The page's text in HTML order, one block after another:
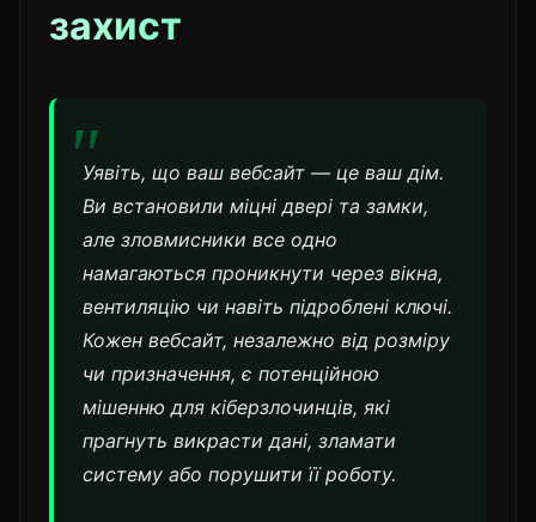
захист
Уявіть, що ваш вебсайт — це ваш дім.
Ви встановили міцні двері та замки,
але зловмисники все одно
намагаються проникнути через вікна,
вентиляцію чи навіть підроблені ключі.
Кожен вебсайт, незалежно від розміру
чи призначення, є потенційною
мішенню для кіберзлочинців, які
прагнуть викрасти дані, зламати
систему або порушити її роботу.